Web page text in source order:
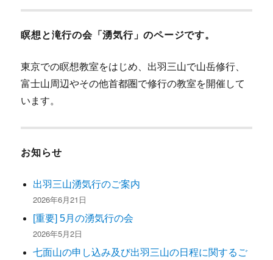
瞑想と滝行の会「湧気行」のページです。
東京での瞑想教室をはじめ、出羽三山で山岳修行、
富士山周辺やその他首都圏で修行の教室を開催して
います。
お知らせ
出羽三山湧気行のご案内
2026年6月21日
[重要] 5月の湧気行の会
2026年5月2日
七面山の申し込み及び出羽三山の日程に関するご